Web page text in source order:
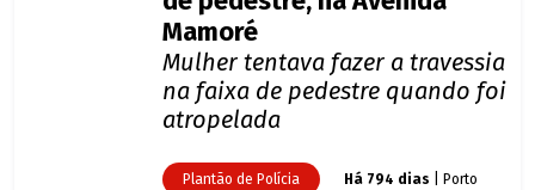
Mamoré
Mulher tentava fazer a travessia
na faixa de pedestre quando foi
atropelada
Plantão de Polícia Há 794 dias | Porto